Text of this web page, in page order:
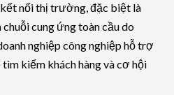
kết nối thị trường, đặc biệt là
cung ứng toàn cầu do
nghiệp công nghiệp hỗ trợ
kiếm khách hàng và cơ hội